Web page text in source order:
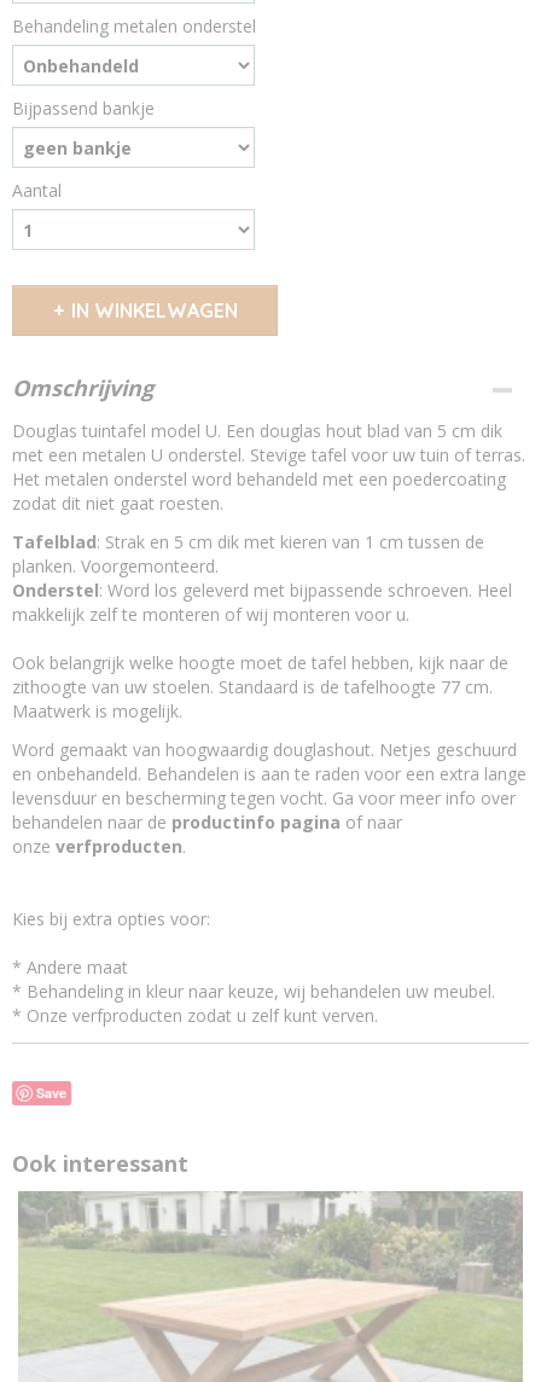
Behandeling metalen onderstel
Bijpassend bankje
Aantal
IN WINKELWAGEN
Omschrijving
Douglas tuintafel model U. Een douglas hout blad van 5 cm dik
met een metalen U onderstel. Stevige tafel voor uw tuin of terras.
Het metalen onderstel word behandeld met een poedercoating
zodat dit niet gaat roesten.
Tafelblad: Strak en 5 cm dik met kieren van 1 cm tussen de
planken. Voorgemonteerd.
Onderstel: Word los geleverd met bijpassende schroeven. Heel
makkelijk zelf te monteren of wij monteren voor u.
Ook belangrijk welke hoogte moet de tafel hebben, kijk naar de
zithoogte van uw stoelen. Standaard is de tafelhoogte 77 cm.
Maatwerk is mogelijk.
Word gemaakt van hoogwaardig douglashout. Netjes geschuurd
en onbehandeld. Behandelen is aan te raden voor een extra lange
levensduur en bescherming tegen vocht. Ga voor meer info over
behandelen naar de productinfo pagina of naar
onze verfproducten.
Kies bij extra opties voor:
* Andere maat
* Behandeling in kleur naar keuze, wij behandelen uw meubel.
* Onze verfproducten zodat u zelf kunt verven.
Save
Ook interessant